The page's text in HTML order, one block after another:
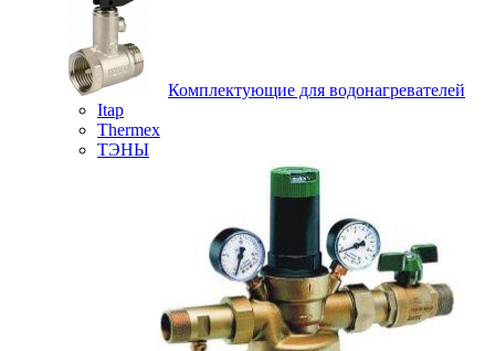
Комплектующие для водонагревателей
Itap
Thermex
ТЭНЫ